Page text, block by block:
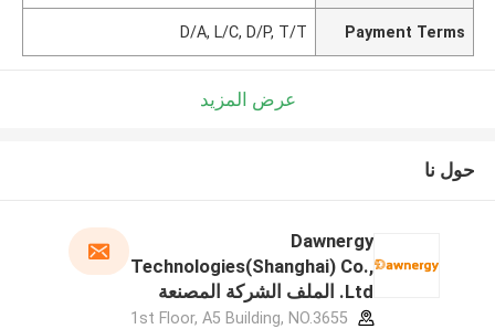
Payment Terms
D/A, L/C, D/P, T/T
عرض المزيد
حول نا
Dawnergy
Technologies(Shanghai) Co.,
Ltd. الملف الشركة المصنعة
1st Floor, A5 Building, NO.3655